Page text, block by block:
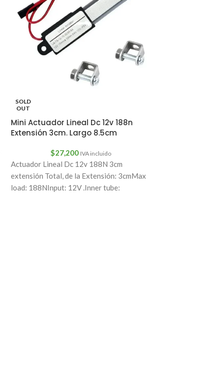
SOLD
OUT
Mini Actuador Lineal Dc 12v 188n
Extensión 3cm. Largo 8.5cm
$27,200 IVA incluido
Actuador Lineal Dc 12v 188N 3cm
extensión Total, de la Extensión: 3cmMax
load: 188NInput: 12V .Inner tube: